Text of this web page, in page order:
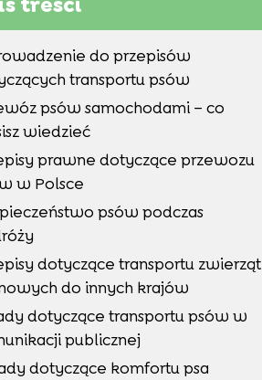
do przepisów
transportu psów
psów samochodami – co
wiedzieć
prawne dotyczące przewozu
w Polsce
psów podczas
dotyczące transportu zwierząt
do innych krajów
dotyczące transportu psów w
publicznej
dotyczące komfortu psa